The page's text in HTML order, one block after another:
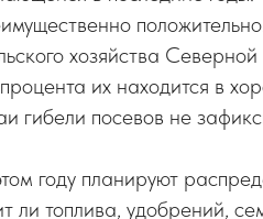
хозяйства
их находится в
гибели посевов не
году планируют
ли топлива, удобрений,